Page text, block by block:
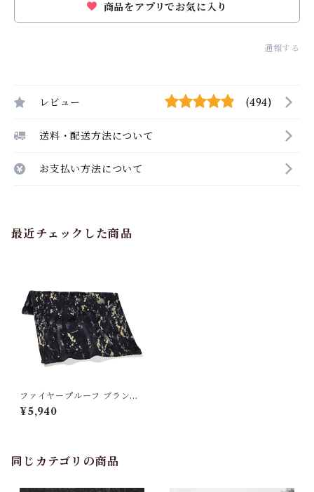
商品をアプリでお気に入り
通報する
レビュー (494)
送料・配送方法について
お支払い方法について
最近チェックした商品
ファイヤープルーフ ブランケ
ットR Lサイズ
¥5,940
同じカテゴリの商品